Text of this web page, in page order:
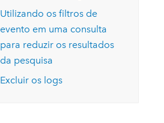
Utilizando os filtros de
evento em uma consulta
para reduzir os resultados
da pesquisa
Excluir os logs